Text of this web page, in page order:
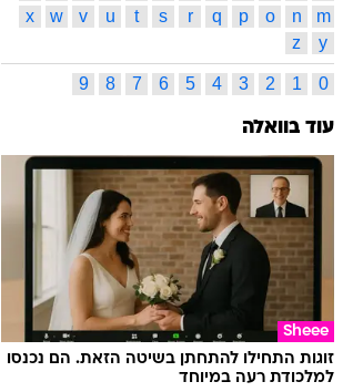
m
n
o
p
q
r
s
t
u
v
w
x
y
z
0
1
2
3
4
5
6
7
8
9
עוד בוואלה
Sheee
זוגות התחילו להתחתן בשיטה הזאת. הם נכנסו
למלכודת רעה במיוחד